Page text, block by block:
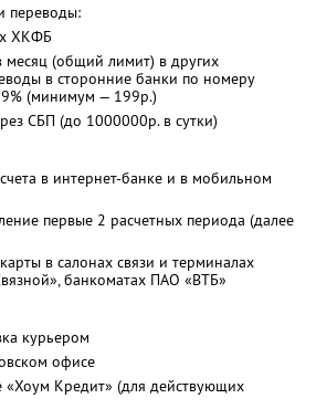
переводы:
ХКФБ
(общий лимит) в других
в сторонние банки по номеру
(минимум — 199р.)
СБП (до 1000000р. в сутки)
в интернет-банке и в мобильном
первые 2 расчетных периода (далее
в салонах связи и терминалах
банкоматах ПАО «ВТБ»
курьером
офисе
«Хоум Кредит» (для действующих